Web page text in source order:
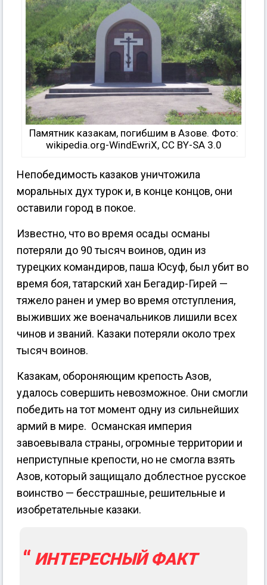
Памятник казакам, погибшим в Азове. Фото:
wikipedia.org-WindEwriX, CC BY-SA 3.0
Непобедимость казаков уничтожила
моральных дух турок и, в конце концов, они
оставили город в покое.
Известно, что во время осады османы
потеряли до 90 тысяч воинов, один из
турецких командиров, паша Юсуф, был убит во
время боя, татарский хан Бегадир-Гирей —
тяжело ранен и умер во время отступления,
выживших же военачальников лишили всех
чинов и званий. Казаки потеряли около трех
тысяч воинов.
Казакам, обороняющим крепость Азов,
удалось совершить невозможное. Они смогли
победить на тот момент одну из сильнейших
армий в мире. Османская империя
завоевывала страны, огромные территории и
неприступные крепости, но не смогла взять
Азов, который защищало доблестное русское
воинство — бесстрашные, решительные и
изобретательные казаки.
ИНТЕРЕСНЫЙ ФАКТ